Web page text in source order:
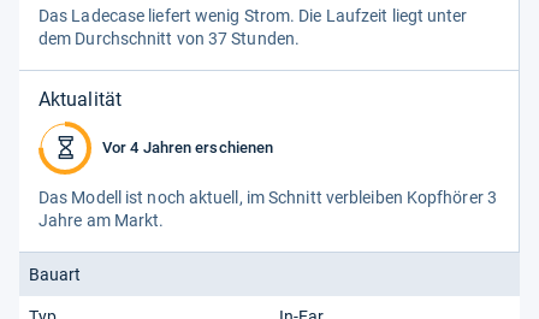
Das Lade­case lie­fert wenig Strom. Die Lauf­zeit liegt unter
dem Durch­schnitt von 37 Stun­den.
Aktualität
Vor 4 Jahren erschienen
Das Modell ist noch aktu­ell, im Schnitt ver­blei­ben Kopf­hö­rer 3
Jahre am Markt.
Bauart